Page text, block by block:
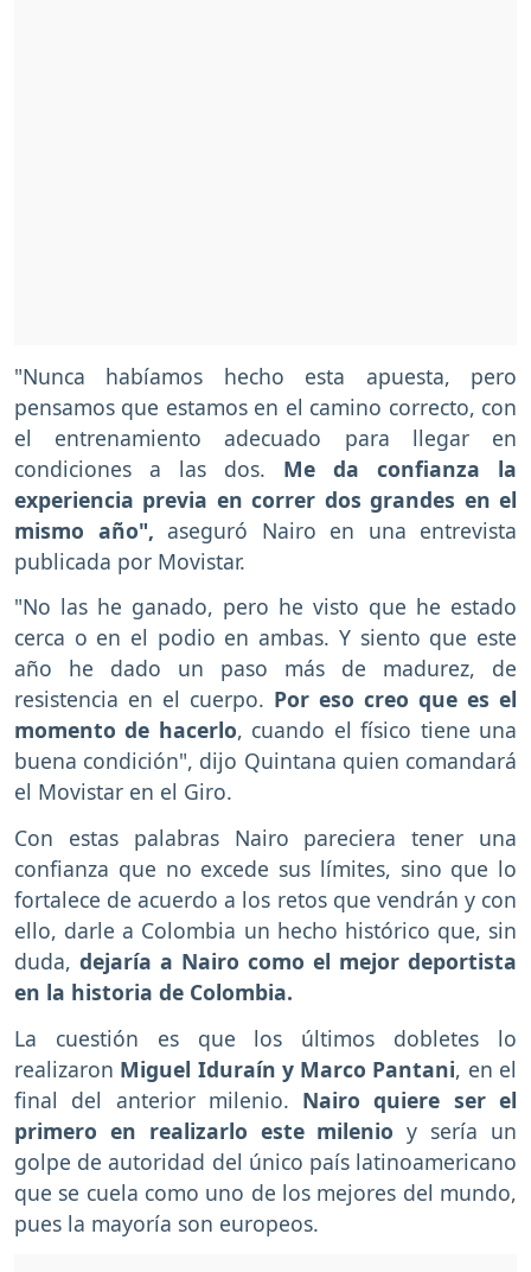
"Nunca habíamos hecho esta apuesta, pero
pensamos que estamos en el camino correcto, con
el entrenamiento adecuado para llegar en
condiciones a las dos. Me da confianza la
experiencia previa en correr dos grandes en el
mismo año", aseguró Nairo en una entrevista
publicada por Movistar.
"No las he ganado, pero he visto que he estado
cerca o en el podio en ambas. Y siento que este
año he dado un paso más de madurez, de
resistencia en el cuerpo. Por eso creo que es el
momento de hacerlo, cuando el físico tiene una
buena condición", dijo Quintana quien comandará
el Movistar en el Giro.
Con estas palabras Nairo pareciera tener una
confianza que no excede sus límites, sino que lo
fortalece de acuerdo a los retos que vendrán y con
ello, darle a Colombia un hecho histórico que, sin
duda, dejaría a Nairo como el mejor deportista
en la historia de Colombia.
La cuestión es que los últimos dobletes lo
realizaron Miguel Iduraín y Marco Pantani, en el
final del anterior milenio. Nairo quiere ser el
primero en realizarlo este milenioy sería un
golpe de autoridad del único país latinoamericano
que se cuela como uno de los mejores del mundo,
pues la mayoría son europeos.